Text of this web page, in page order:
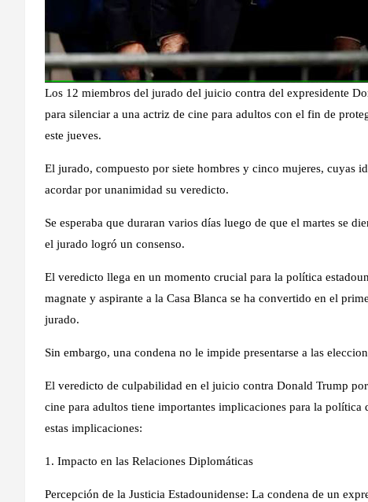
Los 12 miembros del jurado del juicio contra del expresidente
para silenciar a una actriz de cine para adultos con el fin de
este jueves.
El jurado, compuesto por siete hombres y cinco mujeres, cuyas
acordar por unanimidad su veredicto.
Se esperaba que duraran varios días luego de que el martes se
el jurado logró un consenso.
El veredicto llega en un momento crucial para la política
magnate y aspirante a la Casa Blanca se ha convertido en el
jurado.
Sin embargo, una condena no le impide presentarse a las
El veredicto de culpabilidad en el juicio contra Donald Trump
cine para adultos tiene importantes implicaciones para la
estas implicaciones:
1. Impacto en las Relaciones Diplomáticas
Percepción de la Justicia Estadounidense: La condena de un